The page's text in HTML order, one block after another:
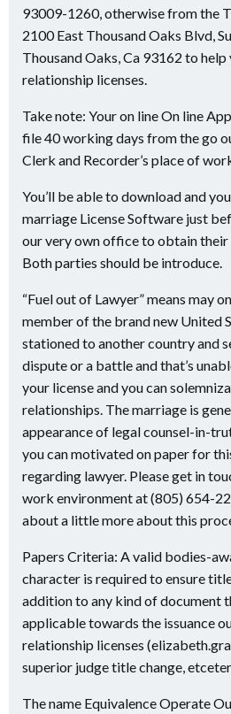
93009-1260, otherwise from the
2100 East Thousand Oaks Blvd,
Thousand Oaks, Ca 93162 to
relationship licenses.
Take note: Your on line On line
file 40 working days from the go
Clerk and Recorder’s place of work
You’ll be able to download and
marriage License Software just
our very own office to obtain their
Both parties should be introduce.
“Fuel out of Lawyer” means may
member of the brand new United
stationed to another country and
dispute or a battle and that’s
your license and you can
relationships. The marriage is
appearance of legal counsel-in-
you can motivated on paper for
regarding lawyer. Please get in
work environment at (805) 654-
about a little more about this
Papers Criteria: A valid bodies-
character is required to ensure
addition to any kind of document
applicable towards the issuance
relationship licenses
superior judge title change,
The name Equivalence Operate